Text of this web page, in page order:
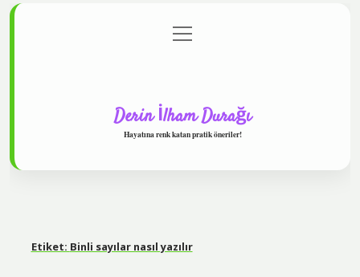
Gizlilik Politikası
menüyü
aç
Derin İlham Durağı
Hayatına renk katan pratik öneriler!
Etiket: Binli sayılar nasıl yazılır